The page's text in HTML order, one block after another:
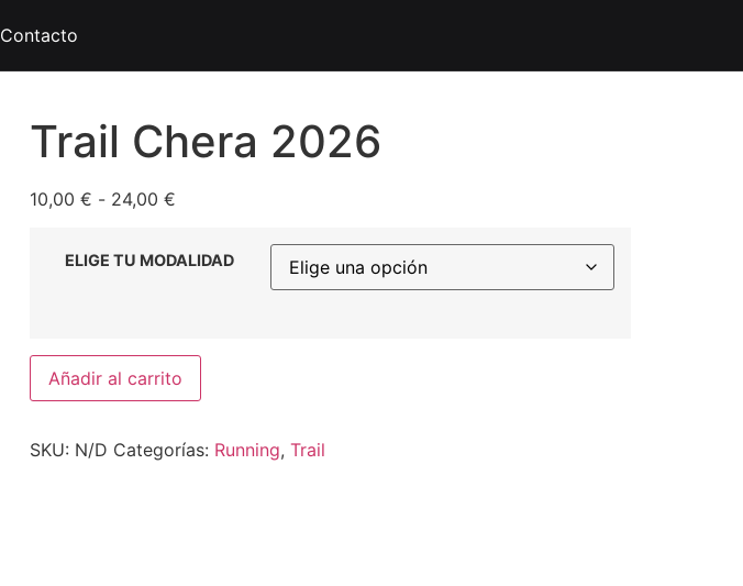
Contacto
Trail Chera 2026
10,00 € - 24,00 €
ELIGE TU MODALIDAD
Añadir al carrito
SKU: N/D Categorías: Running, Trail